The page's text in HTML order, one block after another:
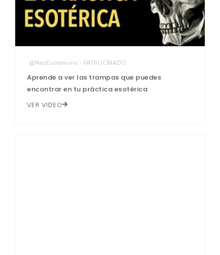
@NeoEsoterismo - PATROCINADO
Aprende a ver las trampas que puedes
encontrar en tu práctica esotérica
VER VIDEO